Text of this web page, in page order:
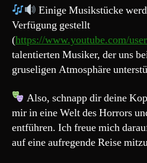
Einige Musikstücke
Verfügung gestellt
(https://www.youtube.com/
talentierten Musiker, der uns
gruseligen Atmosphäre
Also, schnapp dir deine
mir in eine Welt des Horrors
entführen. Ich freue mich
auf eine aufregende Reise